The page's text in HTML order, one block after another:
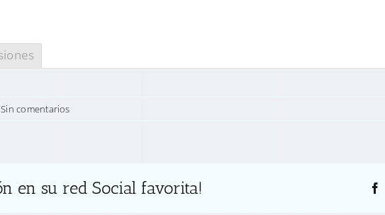
Sin comentarios
en su red Social favorita!